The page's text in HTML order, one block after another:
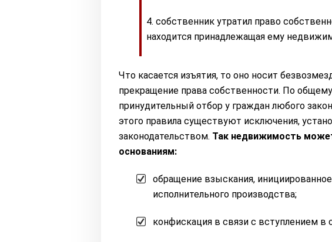
собственник утратил право
находится принадлежащая ему
Что касается изъятия, то оно носит
прекращение права собственности. По
принудительный отбор у граждан любого
этого правила существуют исключения,
законодательством. Так недвижимость
основаниям:
обращение взыскания,
исполнительного производства;
конфискация в связи с вступлением в